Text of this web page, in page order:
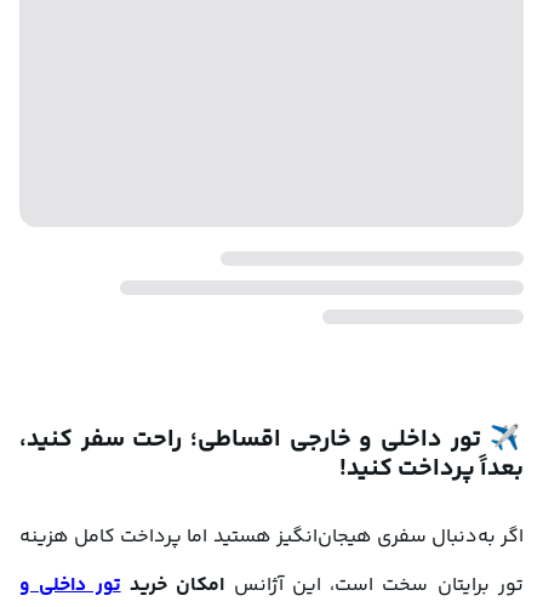
✈️
بعداً پرداخت کنید!
تور برایتان سخت است، این آژانس امکان خرید